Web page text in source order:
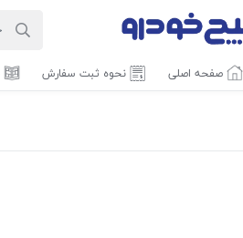
صفحه اصلی نحوه ثبت سفارش